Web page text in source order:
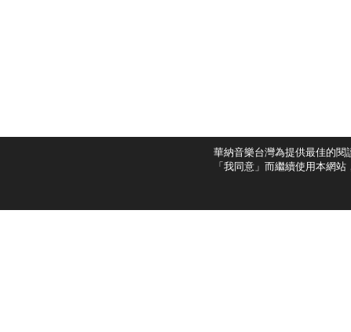
華納音樂台灣為提供最佳的
「我同意」而繼續使用本網